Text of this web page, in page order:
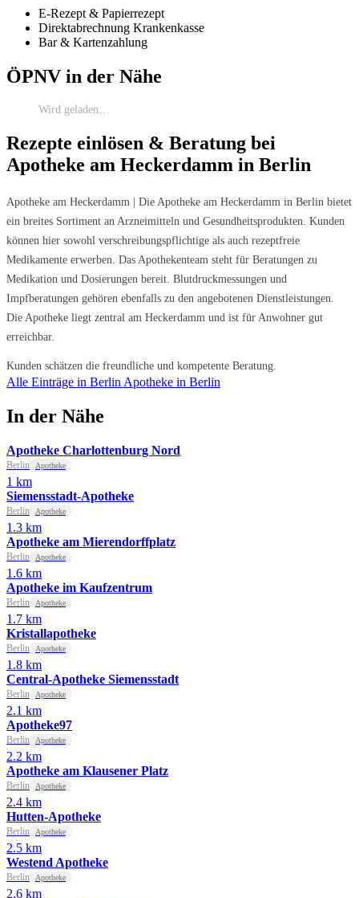
E-Rezept & Papierrezept
Direktabrechnung Krankenkasse
Bar & Kartenzahlung
ÖPNV in der Nähe
Wird geladen…
Rezepte einlösen & Beratung bei
Apotheke am Heckerdamm in Berlin
Apotheke am Heckerdamm | Die Apotheke am Heckerdamm in Berlin bietet
ein breites Sortiment an Arzneimitteln und Gesundheitsprodukten. Kunden
können hier sowohl verschreibungspflichtige als auch rezeptfreie
Medikamente erwerben. Das Apothekenteam steht für Beratungen zu
Medikation und Dosierungen bereit. Blutdruckmessungen und
Impfberatungen gehören ebenfalls zu den angebotenen Dienstleistungen.
Die Apotheke liegt zentral am Heckerdamm und ist für Anwohner gut
erreichbar.
Kunden schätzen die freundliche und kompetente Beratung.
Alle Einträge in Berlin Apotheke in Berlin
In der Nähe
Apotheke Charlottenburg Nord
Berlin Apotheke
1 km
Siemensstadt-Apotheke
Berlin Apotheke
1.3 km
Apotheke am Mierendorffplatz
Berlin Apotheke
1.6 km
Apotheke im Kaufzentrum
Berlin Apotheke
1.7 km
Kristallapotheke
Berlin Apotheke
1.8 km
Central-Apotheke Siemensstadt
Berlin Apotheke
2.1 km
Apotheke97
Berlin Apotheke
2.2 km
Apotheke am Klausener Platz
Berlin Apotheke
2.4 km
Hutten-Apotheke
Berlin Apotheke
2.5 km
Westend Apotheke
Berlin Apotheke
2.6 km